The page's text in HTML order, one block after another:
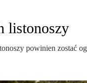
listonoszy
powinien zostać